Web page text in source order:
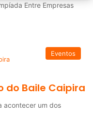
Entre Empresas
Eventos
do Baile Caipira
acontecer um dos